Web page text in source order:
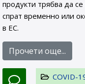
продукти трябва да
спрат временно или
в ЕС.
Прочети още...
COVID-